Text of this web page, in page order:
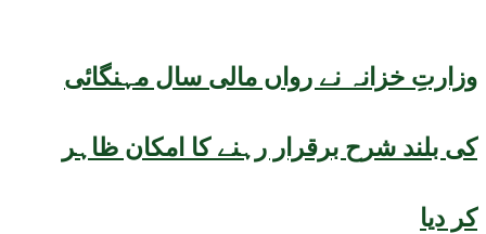
وزارتِ خزانہ نے رواں مالی سال مہنگائی
کی بلند شرح برقرار رہنے کا امکان ظاہر
کر دیا